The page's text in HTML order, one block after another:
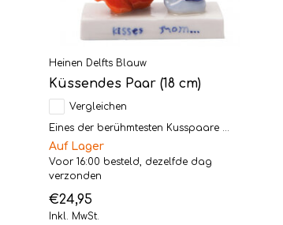
Heinen Delfts Blauw
Küssendes Paar (18 cm)
Vergleichen
Eines der berühmtesten Kusspaare ...
Auf Lager
Voor 16:00 besteld, dezelfde dag
verzonden
€24,95
Inkl. MwSt.